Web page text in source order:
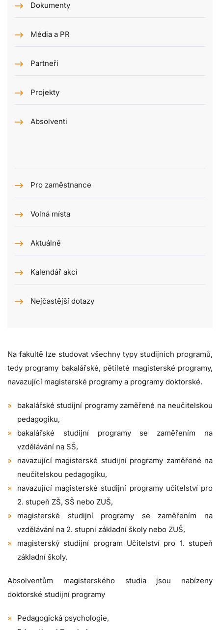
Dokumenty
Média a PR
Partneři
Projekty
Absolventi
Pro zaměstnance
Volná místa
Aktuálně
Kalendář akcí
Nejčastější dotazy
Na fakultě lze studovat všechny typy studijních programů,
tedy programy bakalářské, pětileté magisterské programy,
navazující magisterské programy a programy doktorské.
bakalářské studijní programy zaměřené na neučitelskou
pedagogiku,
bakalářské studijní programy se zaměřením na
vzdělávání na SŠ,
navazující magisterské studijní programy zaměřené na
neučitelskou pedagogiku,
navazující magisterské studijní programy učitelství pro
2. stupeň ZŠ, SŠ nebo ZUŠ,
magisterské studijní programy se zaměřením na
vzdělávání na 2. stupni základní školy nebo ZUŠ,
magisterský studijní program Učitelství pro 1. stupeň
základní školy.
Absolventům magisterského studia jsou nabízeny
doktorské studijní programy
Pedagogická psychologie,